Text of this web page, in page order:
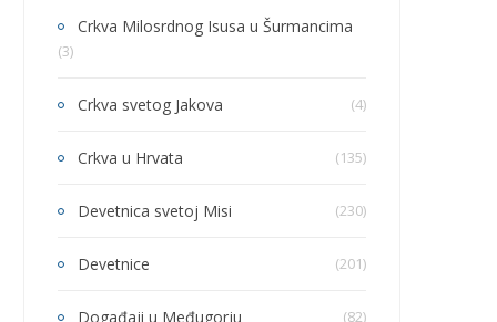
Crkva Milosrdnog Isusa u Šurmancima
(3)
Crkva svetog Jakova (4)
Crkva u Hrvata (135)
Devetnica svetoj Misi (230)
Devetnice (201)
Događaji u Međugorju (82)